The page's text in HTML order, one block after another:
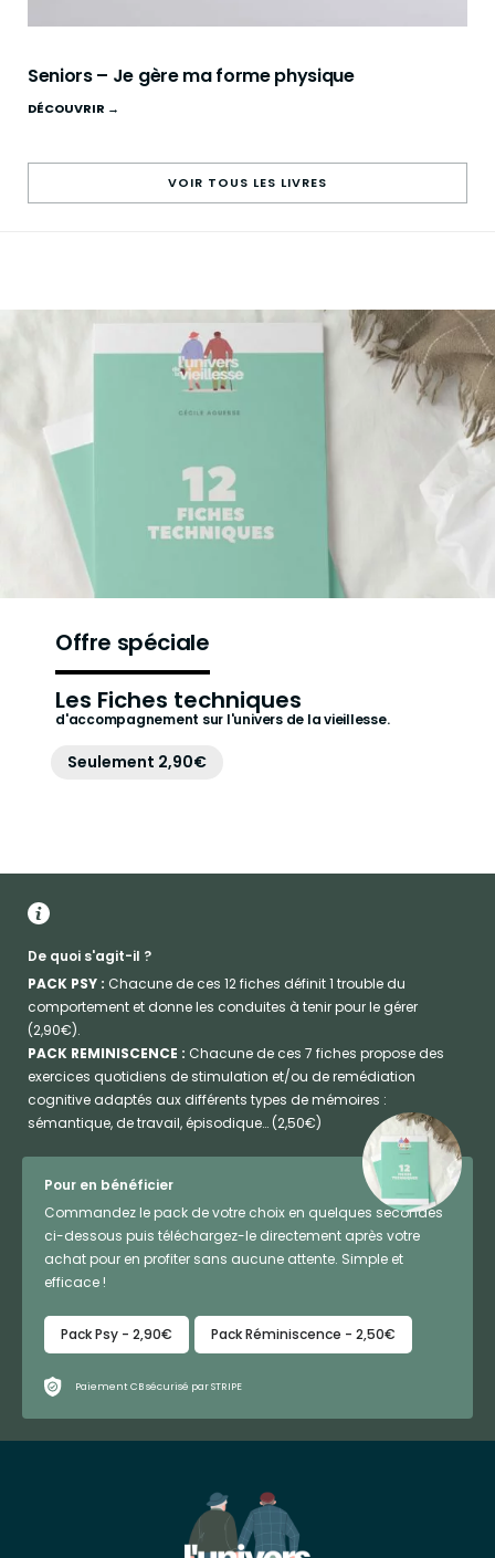
Seniors – Je gère ma forme physique
DÉCOUVRIR →
VOIR TOUS LES LIVRES
Offre spéciale
Les Fiches techniques
d'accompagnement sur l'univers de la vieillesse.
Seulement 2,90€
De quoi s'agit-il ?
PACK PSY : Chacune de ces 12 fiches définit 1 trouble du
comportement et donne les conduites à tenir pour le gérer
(2,90€).
PACK REMINISCENCE : Chacune de ces 7 fiches propose des
exercices quotidiens de stimulation et/ou de remédiation
cognitive adaptés aux différents types de mémoires :
sémantique, de travail, épisodique… (2,50€)
Pour en bénéficier
Commandez le pack de votre choix en quelques secondes
ci-dessous puis téléchargez-le directement après votre
achat pour en profiter sans aucune attente. Simple et
efficace !
Pack Psy - 2,90€ Pack Réminiscence - 2,50€
Paiement CB sécurisé par STRIPE